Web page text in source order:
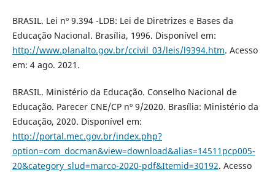
BRASIL. Lei nº 9.394 -LDB: Lei de Diretrizes e Bases da
Educação Nacional. Brasília, 1996. Disponível em:
http://www.planalto.gov.br/ccivil_03/leis/l9394.htm. Acesso
em: 4 ago. 2021.
BRASIL. Ministério da Educação. Conselho Nacional de
Educação. Parecer CNE/CP nº 9/2020. Brasília: Ministério da
Educação, 2020. Disponível em:
http://portal.mec.gov.br/index.php?
option=com_docman&view=download&alias=14511pcp005-
20&category_slud=marco-2020-pdf&Itemid=30192. Acesso